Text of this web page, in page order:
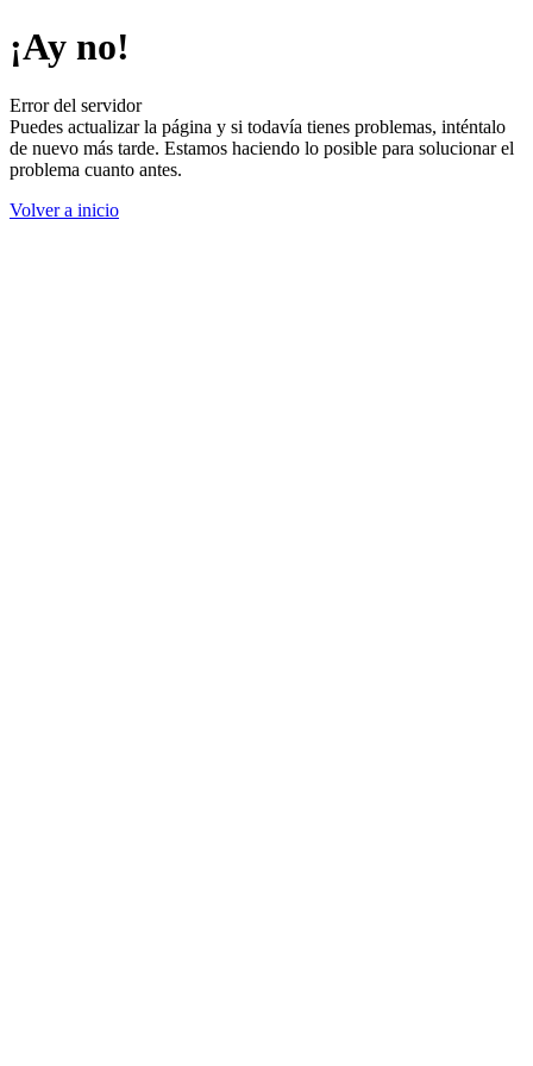
¡Ay no!
Error del servidor
Puedes actualizar la página y si todavía tienes problemas, inténtalo
de nuevo más tarde. Estamos haciendo lo posible para solucionar el
problema cuanto antes.
Volver a inicio